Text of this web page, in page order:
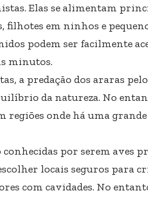
Elas se alimentam
filhotes em ninhos e
podem ser facilmente
minutos.
a predação dos araras
da natureza. No
onde há uma
por serem aves
locais seguros para
com cavidades. No